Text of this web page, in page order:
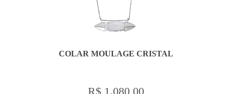
COLAR MOULAGE CRISTAL
R$ 1.080,00